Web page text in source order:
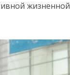
жизненной